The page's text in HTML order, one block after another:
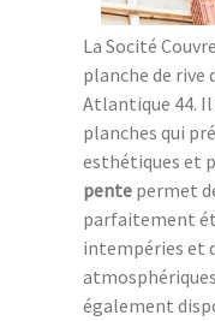
La Socité
planche de rive
Atlantique 44.
planches qui
esthétiques et
pente permet
parfaitement
intempéries et
également